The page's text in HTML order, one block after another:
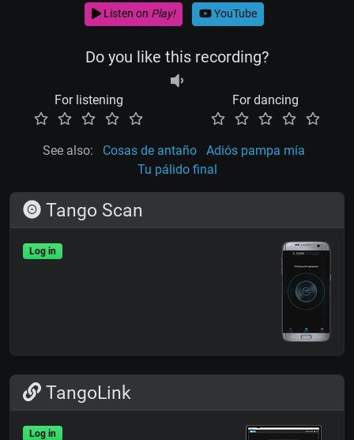
Listen on Play! YouTube
Do you like this recording?
For listening For dancing
See also: Cosas de antaño
Adiós pampa mía
Tu pálido final
Tango Scan
Log in
TangoLink
Log in